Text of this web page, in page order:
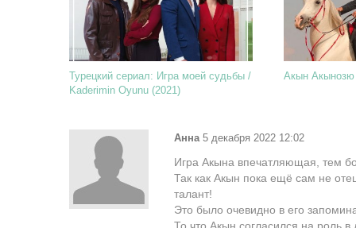
Турецкий сериал: Игра моей судьбы /
Kaderimin Oyunu (2021)
Акын Акынозю
Анна5 декабря 2022 12:02
Игра Акына впечатляющая, тем
Так как Акын пока ещё сам не
талант!
Это было очевидно в его